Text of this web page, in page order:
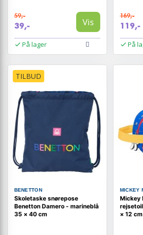
59,-
39,- Vis
På lager
169,-
119,-
På
TILBUD
BENETTON
Skoletaske snørepose
Benetton Damero - marineblå
35 × 40 cm
MICKEY
Mickey
× 12 cm